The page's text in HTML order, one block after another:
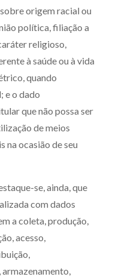
origem racial ou
política, filiação a
religioso,
à saúde ou à vida
quando
e o dado
que não possa ser
de meios
na ocasião de seu
se, ainda, que
com dados
a coleta, produção,
acesso,